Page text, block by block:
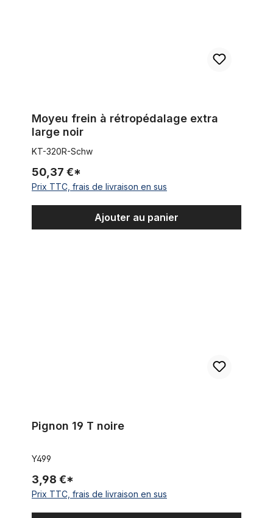
Moyeu frein à rétropédalage extra
large noir
KT-320R-Schw
50,37 €*
Prix TTC, frais de livraison en sus
Ajouter au panier
Pignon 19 T noire
Y499
3,98 €*
Prix TTC, frais de livraison en sus